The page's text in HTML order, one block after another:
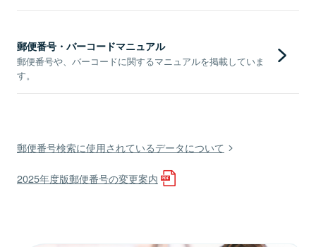
郵便番号・バーコードマニュアル
郵便番号や、バーコードに関するマニュアルを掲載していま
す。
郵便番号検索に使用されているデータについて
2025年度版郵便番号の変更案内